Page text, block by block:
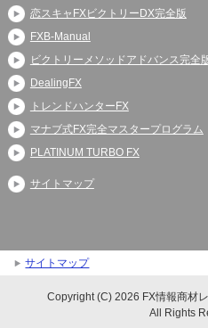
恋スキャFXビクトリーDX完全版
FXB-Manual
ビクトリーメソッドアドバンス完全
DealingFX
トレンドハンターFX
マナブ式FX完全マスタープログラム
PLATINUM TURBO FX
サイトマップ
サイトマップ
Copyright (C) 2026 FX情報商材
All Rights